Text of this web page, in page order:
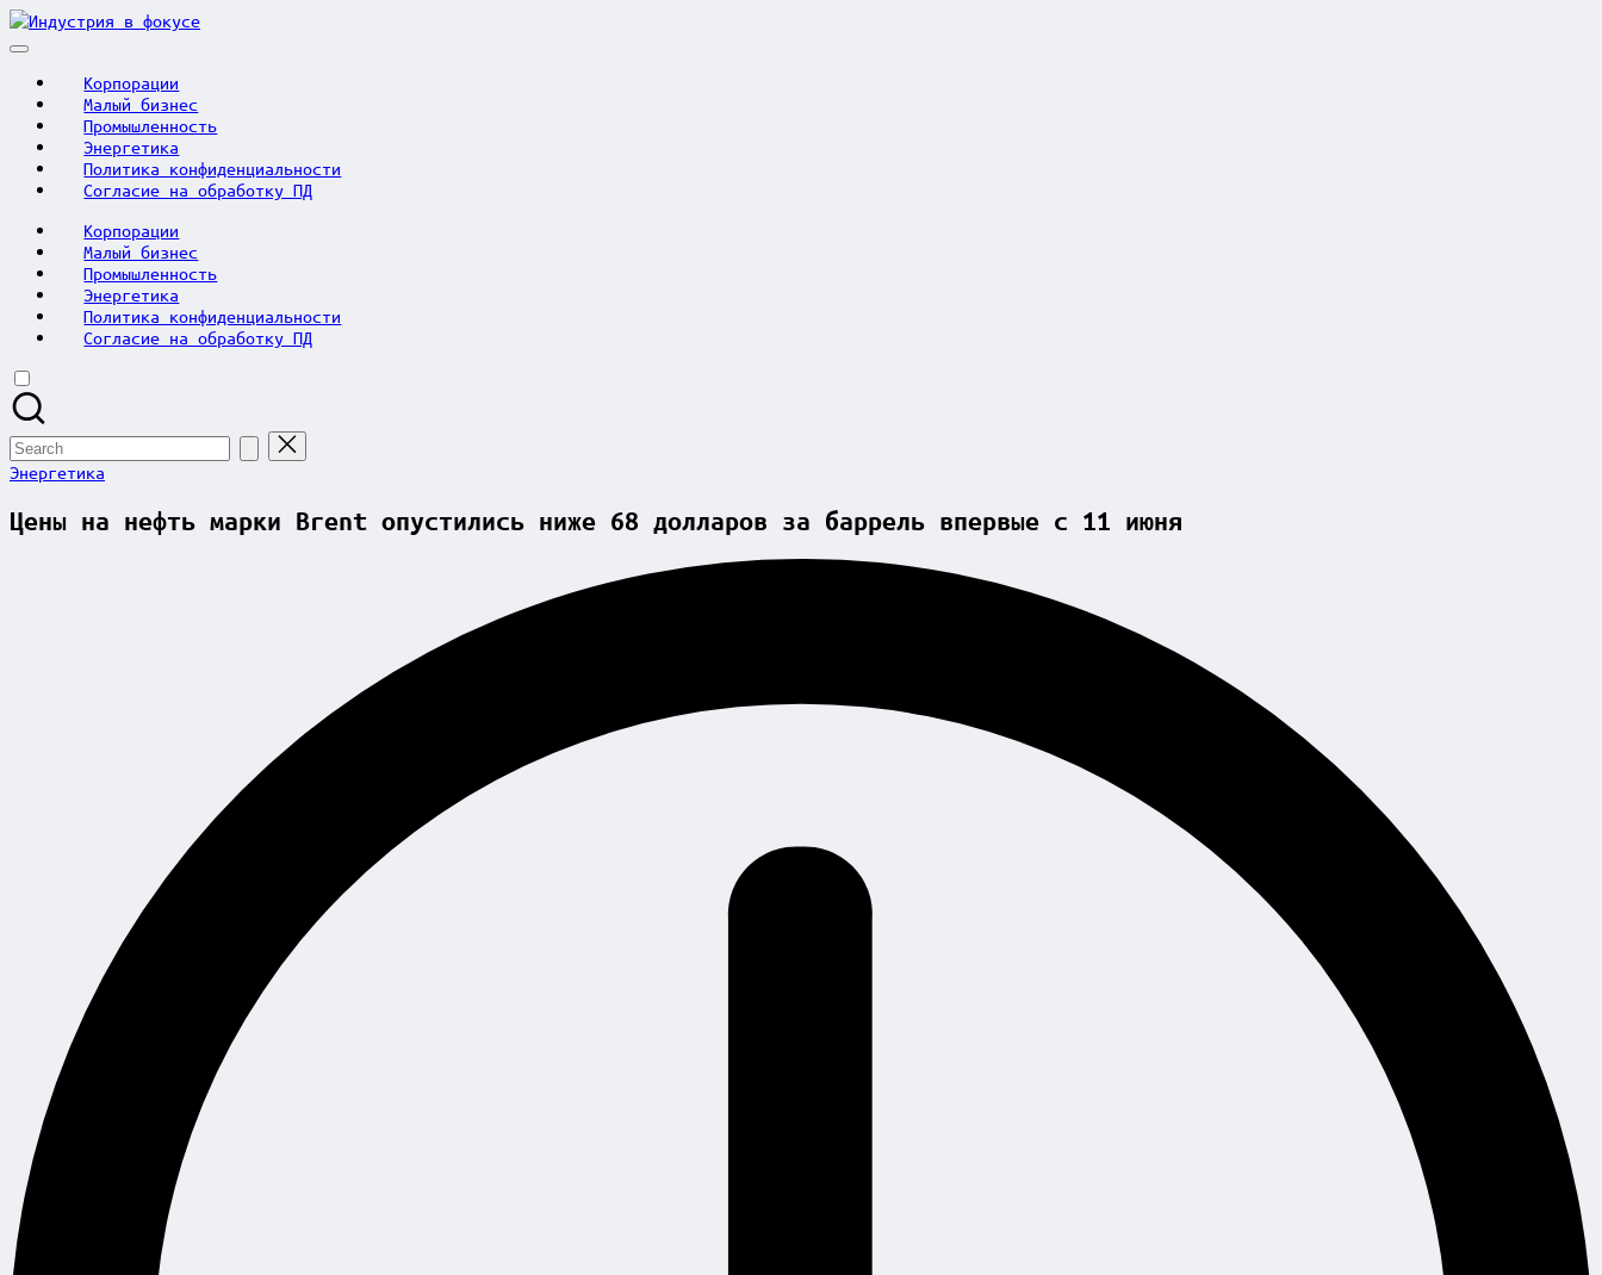
Skip
to
Индустрия
Корпорации
Малый бизнес
Промышленность
Энергетика
Политика конфиденциальности
Согласие на обработку ПД
Корпорации
Малый бизнес
Промышленность
Энергетика
Политика конфиденциальности
Согласие на обработку ПД
Search
for:
Posted
Энергетика
Цены на нефть марки Brent опустились ниже 68 долларов за баррель впервые с 11 июня